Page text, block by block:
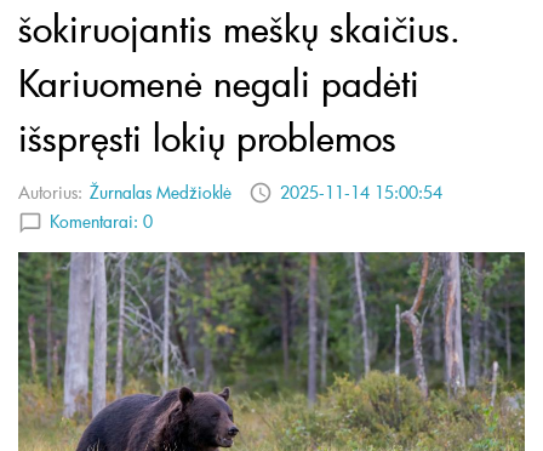
šokiruojantis meškų skaičius.
Kariuomenė negali padėti
išspręsti lokių problemos
Autorius: Žurnalas Medžioklė
2025-11-14 15:00:54
Komentarai: 0